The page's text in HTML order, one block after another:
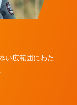
い広範囲にわた